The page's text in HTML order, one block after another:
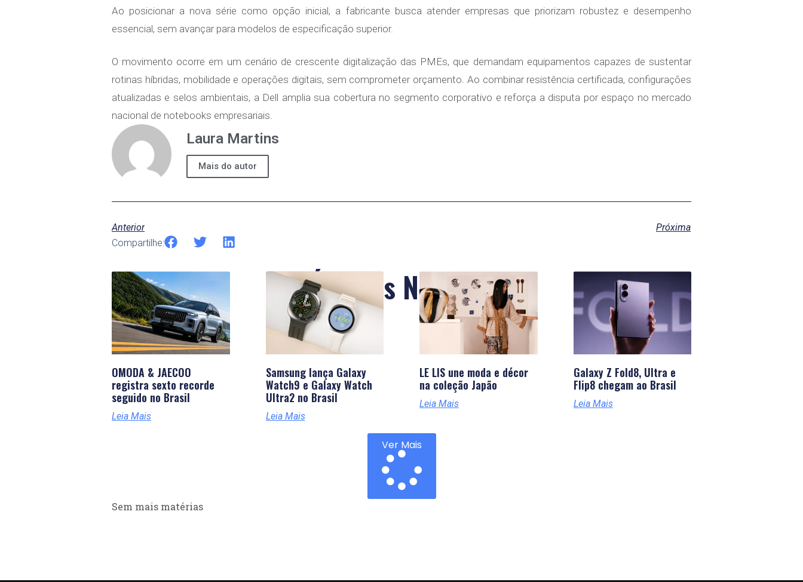
Ao posicionar a nova série como opção inicial, a fabricante busca atender empresas que priorizam robustez e desempenho
essencial, sem avançar para modelos de especificação superior.
O movimento ocorre em um cenário de crescente digitalização das PMEs, que demandam equipamentos capazes de sustentar
rotinas híbridas, mobilidade e operações digitais, sem comprometer orçamento. Ao combinar resistência certificada, configurações
atualizadas e selos ambientais, a Dell amplia sua cobertura no segmento corporativo e reforça a disputa por espaço no mercado
nacional de notebooks empresariais.
Laura Martins
Mais do autor
Anterior
Próxima
Compartilhe:
Últimas Notícias
OMODA & JAECOO
registra sexto recorde
seguido no Brasil
Leia Mais
Samsung lança Galaxy
Watch9 e Galaxy Watch
Ultra2 no Brasil
Leia Mais
LE LIS une moda e décor
na coleção Japão
Leia Mais
Galaxy Z Fold8, Ultra e
Flip8 chegam ao Brasil
Leia Mais
Ver Mais
Sem mais matérias